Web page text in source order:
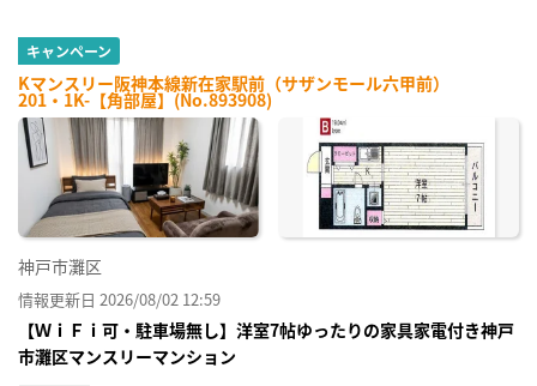
キャンペーン
Kマンスリー阪神本線新在家駅前（サザンモール六甲前）
201・1K-【角部屋】(No.893908)
神戸市灘区
情報更新日 2026/08/02 12:59
【ＷｉＦｉ可・駐車場無し】洋室7帖ゆったりの家具家電付き神戸
市灘区マンスリーマンション